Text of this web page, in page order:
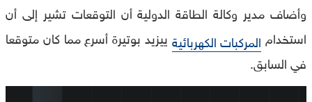
وأضاف مدير وكالة الطاقة الدولية أن التوقعات تشير إلى أن
استخدام المركبات الكهربائية ييزيد بوتيرة أسرع مما كان متوقعا
في السابق.